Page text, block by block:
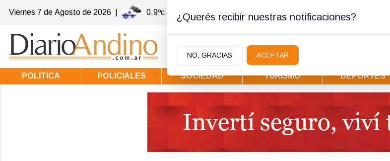
Viernes 7 de Agosto de 2026 0.9ºc | Villa la Angostura
POLÍTICA POLICIALES SOCIEDAD TURISMO DEPORTES
¿Querés recibir nuestras notificaciones?
NO, GRACIAS ACEPTAR